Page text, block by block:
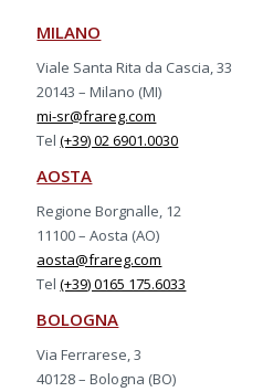
MILANO
Viale Santa Rita da Cascia, 33
20143 – Milano (MI)
mi-sr@frareg.com
Tel(+39) 02 6901.0030
AOSTA
Regione Borgnalle, 12
11100 – Aosta (AO)
aosta@frareg.com
Tel(+39) 0165 175.6033
BOLOGNA
Via Ferrarese, 3
40128 – Bologna (BO)